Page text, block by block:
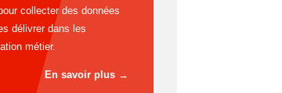
collecter des données
délivrer dans les
métier.
En savoir plus →